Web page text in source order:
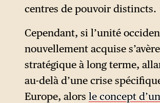
centres de pouvoir distincts.
Cependant, si l’unité
nouvellement acquise
stratégique à long terme,
au-delà d’une crise
Europe, alors le concept